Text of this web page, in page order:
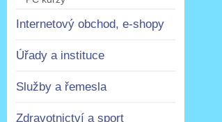
Internetový obchod, e-shopy
Úřady a instituce
Služby a řemesla
Zdravotnictví a sport